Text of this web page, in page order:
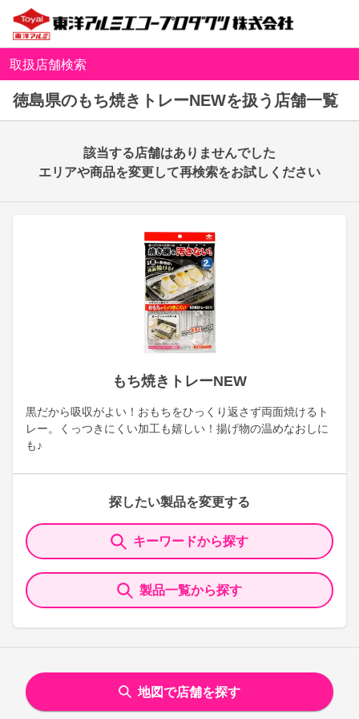
取扱店舗検索
徳島県のもち焼きトレーNEWを扱う店舗一覧
もち焼きトレーNEW
黒だから吸収がよい！おもちをひっくり返さず両面焼けるト
レー。くっつきにくい加工も嬉しい！揚げ物の温めなおしに
も♪
探したい製品を変更する
キーワードから探す
製品一覧から探す
該当する店舗はありませんでした
エリアや商品を変更して再検索をお試しください
地図で店舗を探す